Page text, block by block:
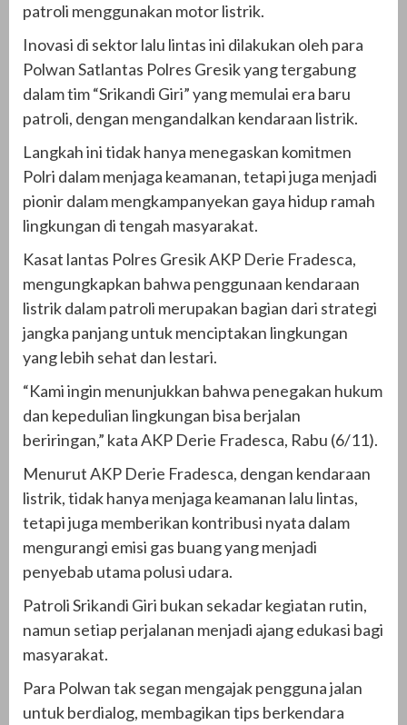
patroli menggunakan motor listrik.
Inovasi di sektor lalu lintas ini dilakukan oleh para
Polwan Satlantas Polres Gresik yang tergabung
dalam tim “Srikandi Giri” yang memulai era baru
patroli, dengan mengandalkan kendaraan listrik.
Langkah ini tidak hanya menegaskan komitmen
Polri dalam menjaga keamanan, tetapi juga menjadi
pionir dalam mengkampanyekan gaya hidup ramah
lingkungan di tengah masyarakat.
Kasat lantas Polres Gresik AKP Derie Fradesca,
mengungkapkan bahwa penggunaan kendaraan
listrik dalam patroli merupakan bagian dari strategi
jangka panjang untuk menciptakan lingkungan
yang lebih sehat dan lestari.
“Kami ingin menunjukkan bahwa penegakan hukum
dan kepedulian lingkungan bisa berjalan
beriringan,” kata AKP Derie Fradesca, Rabu (6/11).
Menurut AKP Derie Fradesca, dengan kendaraan
listrik, tidak hanya menjaga keamanan lalu lintas,
tetapi juga memberikan kontribusi nyata dalam
mengurangi emisi gas buang yang menjadi
penyebab utama polusi udara.
Patroli Srikandi Giri bukan sekadar kegiatan rutin,
namun setiap perjalanan menjadi ajang edukasi bagi
masyarakat.
Para Polwan tak segan mengajak pengguna jalan
untuk berdialog, membagikan tips berkendara